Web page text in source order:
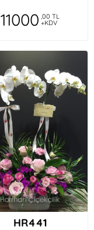
11000 ,00 TL
+KDV
HR441